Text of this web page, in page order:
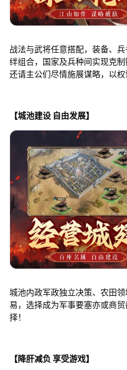
战法与武将任意搭配，装备、
绊组合，国家及兵种间实现克
还请主公们尽情施展谋略，以权
【城池建设 自由发展】
城池内政军政独立决策、农田
易，选择成为军事要塞亦或商
择！
【降肝减负 享受游戏】